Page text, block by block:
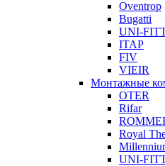
Oventrop
Bugatti
UNI-
ITAP
FIV
VIEIR
Монтажные
OTER
Rifar
Royal
UNI-